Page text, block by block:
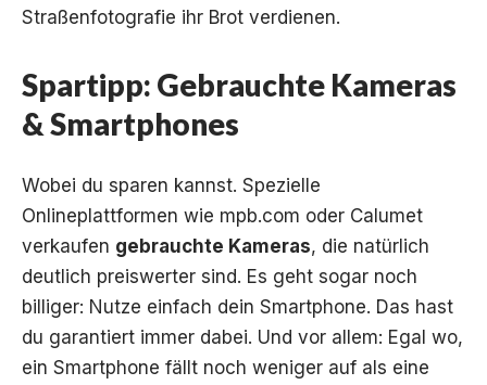
Straßenfotografie ihr Brot verdienen.
Spartipp: Gebrauchte Kameras
& Smartphones
Wobei du sparen kannst. Spezielle
Onlineplattformen wie mpb.com oder Calumet
verkaufen gebrauchte Kameras, die natürlich
deutlich preiswerter sind. Es geht sogar noch
billiger: Nutze einfach dein Smartphone. Das hast
du garantiert immer dabei. Und vor allem: Egal wo,
ein Smartphone fällt noch weniger auf als eine